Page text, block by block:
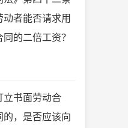
者能否请求用
的二倍工资？
立书面劳动合
，是否应该向